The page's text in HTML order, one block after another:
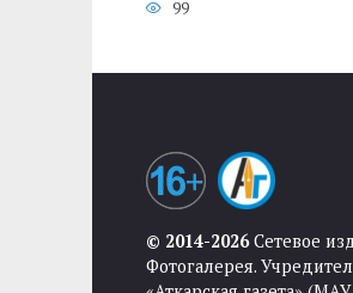
99
© 2014-2026Сетевое
Фотогалерея.